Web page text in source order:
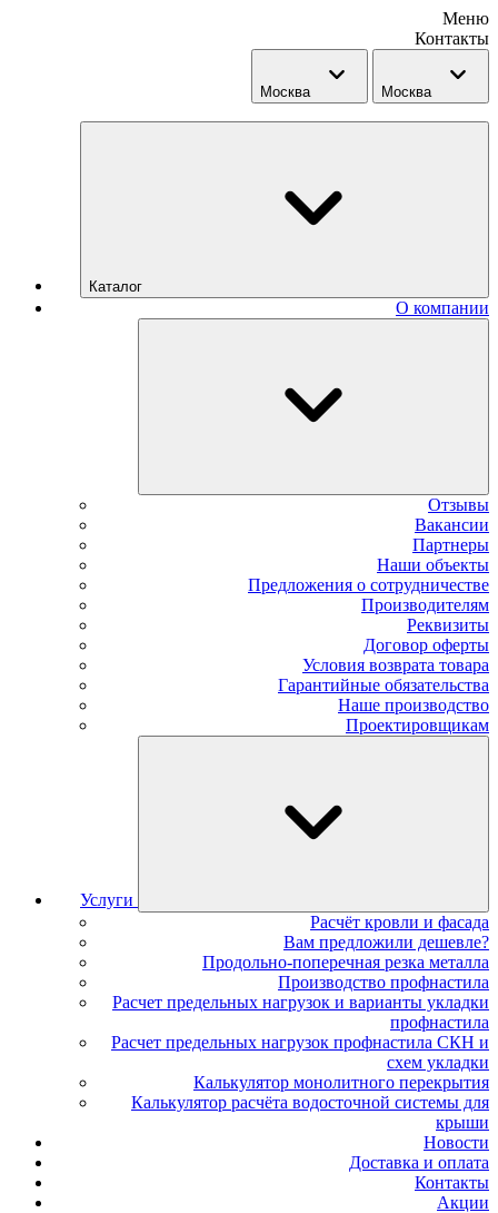
Меню
Контакты
Москва Москва
Каталог
О компании
Отзывы
Вакансии
Партнеры
Наши объекты
Предложения о сотрудничестве
Производителям
Реквизиты
Договор оферты
Условия возврата товара
Гарантийные обязательства
Наше производство
Проектировщикам
Услуги
Расчёт кровли и фасада
Вам предложили дешевле?
Продольно-поперечная резка металла
Производство профнастила
Расчет предельных нагрузок и варианты укладки
профнастила
Расчет предельных нагрузок профнастила СКН и
схем укладки
Калькулятор монолитного перекрытия
Калькулятор расчёта водосточной системы для
крыши
Новости
Доставка и оплата
Контакты
Акции